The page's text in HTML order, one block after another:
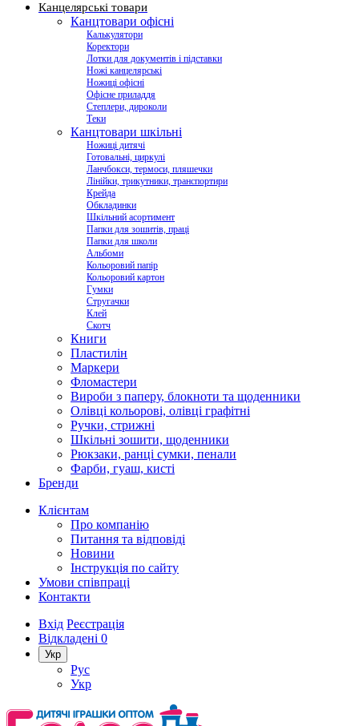
Канцелярські товари
Канцтовари офісні
Калькулятори
Коректори
Лотки для документів і підставки
Ножі канцелярські
Ножиці офісні
Офісне приладдя
Степлери, дироколи
Теки
Канцтовари шкільні
Ножиці дитячі
Готовальні, циркулі
Ланчбокси, термоси, пляшечки
Лінійки, трикутники, транспортири
Крейда
Обкладинки
Шкільний асортимент
Папки для зошитів, праці
Папки для школи
Альбоми
Кольоровий папір
Кольоровий картон
Гумки
Стругачки
Клей
Скотч
Книги
Пластилін
Маркери
Фломастери
Вироби з паперу, блокноти та щоденники
Олівці кольорові, олівці графітні
Ручки, стрижні
Шкільні зошити, щоденники
Рюкзаки, ранці сумки, пенали
Фарби, гуаш, кисті
Бренди
Клієнтам
Про компанію
Питання та відповіді
Новини
Інструкція по сайту
Умови співпраці
Контакти
Вхід Реєстрація
Відкладені 0
Укр
Рус
Укр